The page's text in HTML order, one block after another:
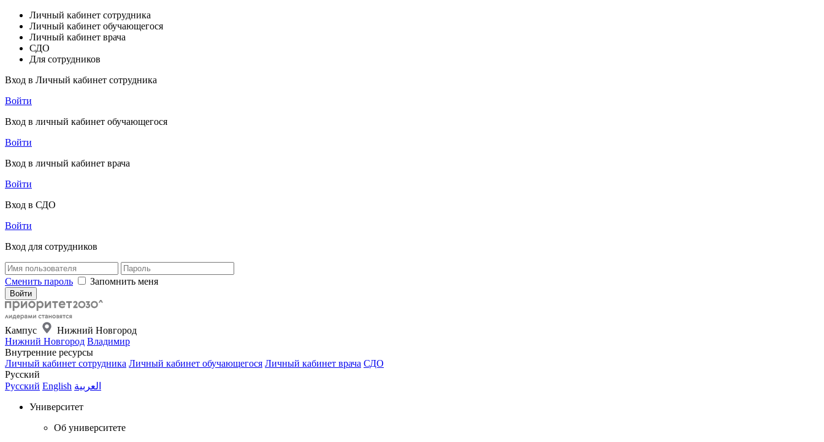
Личный кабинет сотрудника
Личный кабинет обучающегося
Личный кабинет врача
СДО
Для сотрудников
Вход в Личный кабинет сотрудника
Войти
Вход в личный кабинет обучающегося
Войти
Вход в личный кабинет врача
Войти
Вход в СДО
Войти
Вход для сотрудников
Сменить пароль Запомнить меня
Кампус
Нижний Новгород
Нижний Новгород Владимир
Внутренние ресурсы
Личный кабинет сотрудника Личный кабинет обучающегося Личный кабинет врача СДО
Русский
Русский English العربية
Университет
Об университете